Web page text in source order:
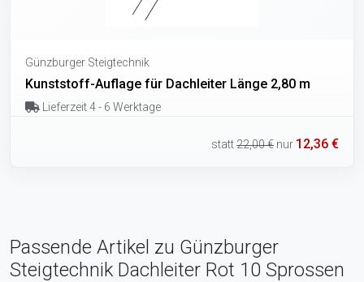
Günzburger Steigtechnik
Kunststoff-Auflage für Dachleiter Länge 2,80 m
Lieferzeit 4 - 6 Werktage
statt22,00 € nur 12,36 €
Passende Artikel zu Günzburger
Steigtechnik Dachleiter Rot 10 Sprossen